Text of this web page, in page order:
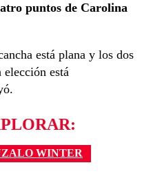
puntos de Carolina
está plana y los dos
está
WINTER